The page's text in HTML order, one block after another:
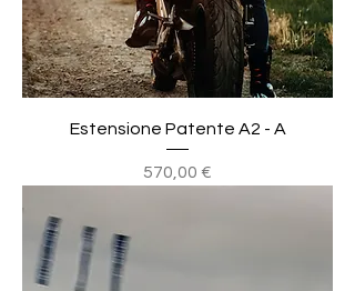
Estensione Patente A2 - A
Prezzo
570,00 €